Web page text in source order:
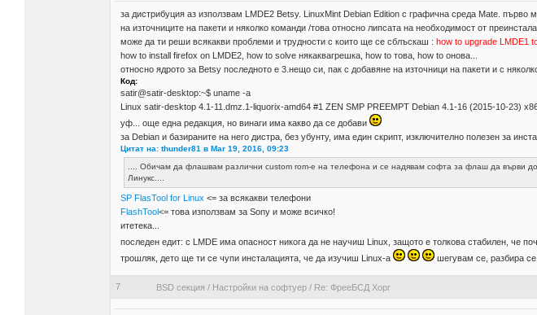
за дистрибуция аз използвам LMDE2 Betsy. LinuxMint Debian Edition с графична среда Mate.
на източниците на пакети и няколко команди /това относно липсата на необходимост от
може да ти реши всякакви проблеми и трудности с които ще се сблъскаш : how to upgrade LMDE1
how to install firefox on LMDE2, how to solve някаквагрешка, how to това, how to онова...
относно ядрото за Betsy последното е 3.нещо си, пак с добавяне на източници на пакети и с
Код:
satir@satir-desktop:~$ uname -a
Linux satir-desktop 4.1-11.dmz.1-liquorix-amd64 #1 ZEN SMP PREEMPT Debian 4.1-16 (2015-10-23)
уф... още една редакция, но винаги има какво да се добави
за Debian и базираните на него дистра, без убунту, има един скрипт, изключително полезен за
Цитат на: thunder81 в Mar 19, 2016, 09:23
.... Обичам да флашвам различни custom rom-е на телефона и се надявам софта за флаш да върви
Линукс....
SP FlasTool for Linux <= за всякакви телефони
FlashTool<= това използвам за Sony и може всичко!
итетека...
последен едит: с LMDE има опасност никога да не научиш Linux, защото е толкова стабилен, че
трошляк, дето ще ти се чупи инсталацията, че да изучиш Linux-a
шегувам се, разбира
7 BSD секция / Настройки на софтуер / Re: ФрееБСД Хорг